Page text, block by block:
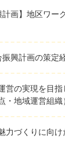
計画】地区ワー
興計画の策定
営の実現を目指
・地域運営組織
力づくりに向け